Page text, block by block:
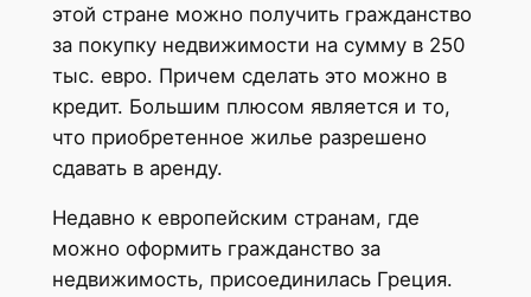
этой стране можно получить гражданство
за покупку недвижимости на сумму в 250
тыс. евро. Причем сделать это можно в
кредит. Большим плюсом является и то,
что приобретенное жилье разрешено
сдавать в аренду.
Недавно к европейским странам, где
можно оформить гражданство за
недвижимость, присоединилась Греция.